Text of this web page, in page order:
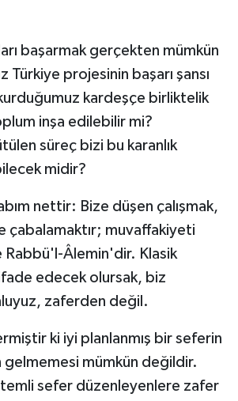
başarmak gerçekten mümkün
Türkiye projesinin başarı şansı
kardeşçe birliktelik
inşa edilebilir mi?
süreç bizi bu karanlık
midir?
nettir: Bize düşen çalışmak,
çabalamaktır; muvaffakiyeti
Rabbü'l-Âlemin'dir. Klasik
edecek olursak, biz
zaferden değil.
ki iyi planlanmış bir seferin
mümkün değildir.
sefer düzenleyenlere zafer